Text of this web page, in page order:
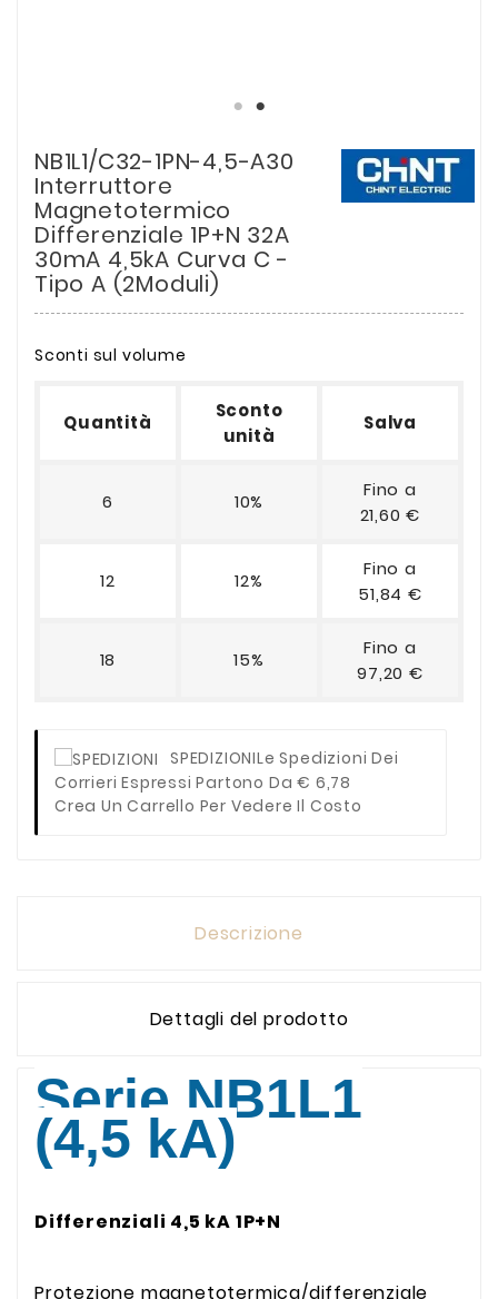
NB1L1/C32-1PN-4,5-A30
Interruttore
Magnetotermico
Differenziale 1P+N 32A
30mA 4,5kA Curva C -
Tipo A (2Moduli)
Sconti sul volume
Quantità
Sconto
unità
Salva
6 10%
Fino a
21,60 €
12 12%
Fino a
51,84 €
18 15%
Fino a
97,20 €
SPEDIZIONILe Spedizioni Dei
Corrieri Espressi Partono Da € 6,78
Crea Un Carrello Per Vedere Il Costo
Descrizione
Dettagli del prodotto
Serie NB1L1
(4,5 kA)
Differenziali 4,5 kA 1P+N
Protezione magnetotermica/differenziale